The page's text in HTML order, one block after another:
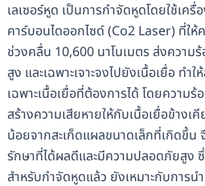
เลเซอร์หูด เป็นการกำจัดหูดโดยใช้เครื่
คาร์บอนไดออกไซด์ (Co2 Laser) ที่ใ
ช่วงคลื่น 10,600 นาโนเมตร ส่งความ
สูง และเฉพาะเจาะจงไปยังเนื้อเยื่อ ทำ
เฉพาะเนื้อเยื่อที่ต้องการได้ โดยความ
สร้างความเสียหายให้กับเนื้อเยื่อข้างเ
น้อยจากสะเก็ดแผลขนาดเล็กที่เกิดขึ้น
รักษาที่ได้ผลดีและมีความปลอดภัยสูง
สำหรับกำจัดหูดแล้ว ยังเหมาะกับการ